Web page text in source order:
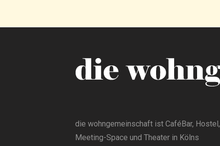
die wohngemeinschaft ist CaféBar, Hostel,
Meeting-Space und Theater in Kölns